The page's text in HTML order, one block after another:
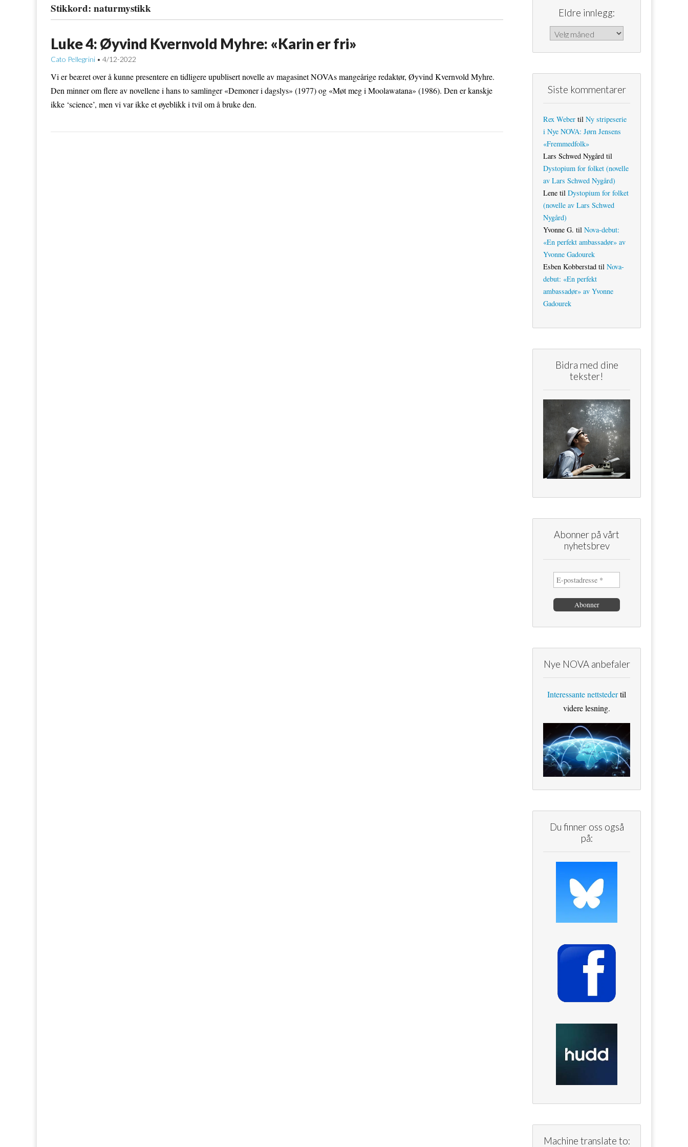
Stikkord: naturmystikk
Luke 4: Øyvind Kvernvold Myhre: «Karin er fri»
Cato Pellegrini • 4/12-2022
Vi er beæret over å kunne presentere en tidligere upublisert novelle av magasinet NOVAs mangeårige redaktør, Øyvind Kvernvold Myhre.
Den minner om flere av novellene i hans to samlinger «Demoner i dagslys» (1977) og «Møt meg i Moolawatana» (1986). Den er kanskje
ikke ‘science’, men vi var ikke et øyeblikk i tvil om å bruke den.
Eldre innlegg:
Eldre innlegg:
Siste kommentarer
Rex Weber til Ny stripeserie
i Nye NOVA: Jørn Jensens
«Fremmedfolk»
Lars Schwed Nygård til
Dystopium for folket (novelle
av Lars Schwed Nygård)
Lene til Dystopium for folket
(novelle av Lars Schwed
Nygård)
Yvonne G. til Nova-debut:
«En perfekt ambassadør» av
Yvonne Gadourek
Esben Kobberstad til Nova-
debut: «En perfekt
ambassadør» av Yvonne
Gadourek
Bidra med dine
tekster!
Abonner på vårt
nyhetsbrev
Nye NOVA anbefaler
Interessante nettstedertil
videre lesning.
Du finner oss også
på:
Machine translate to: